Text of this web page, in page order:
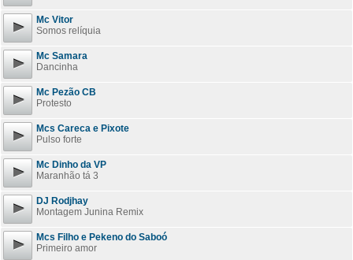
Mc Vitor
Somos relíquia
Mc Samara
Dancinha
Mc Pezão CB
Protesto
Mcs Careca e Pixote
Pulso forte
Mc Dinho da VP
Maranhão tá 3
DJ Rodjhay
Montagem Junina Remix
Mcs Filho e Pekeno do Saboó
Primeiro amor